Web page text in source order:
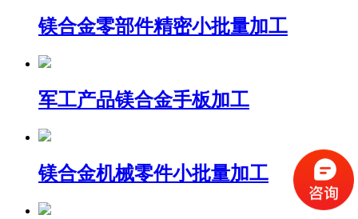
镁合金零部件精密小批量加工
军工产品镁合金手板加工
镁合金机械零件小批量加工